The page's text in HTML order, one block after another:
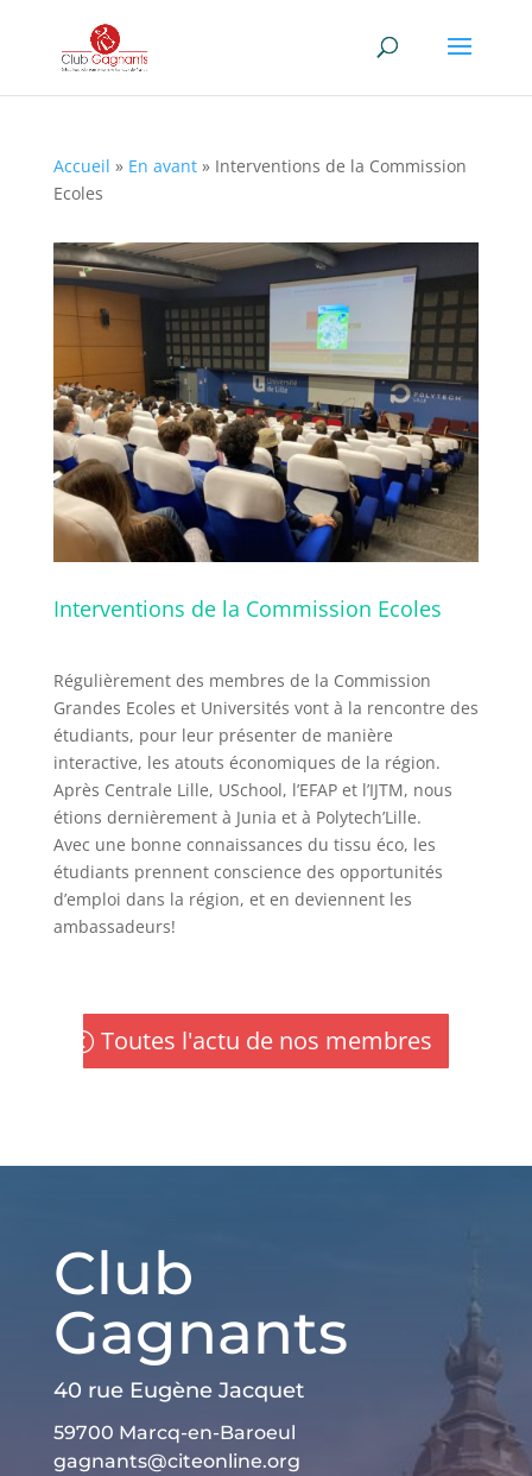
Accueil » En avant» Interventions de la Commission
Ecoles
Interventions de la Commission Ecoles
Régulièrement des membres de la Commission
Grandes Ecoles et Universités vont à la rencontre des
étudiants, pour leur présenter de manière
interactive, les atouts économiques de la région.
Après Centrale Lille, USchool, l’EFAP et l’IJTM, nous
étions dernièrement à Junia et à Polytech’Lille.
Avec une bonne connaissances du tissu éco, les
étudiants prennent conscience des opportunités
d’emploi dans la région, et en deviennent les
ambassadeurs!
Toutes l'actu de nos membres
Club
Gagnants
40 rue Eugène Jacquet
59700 Marcq-en-Baroeul
gagnants@citeonline.org